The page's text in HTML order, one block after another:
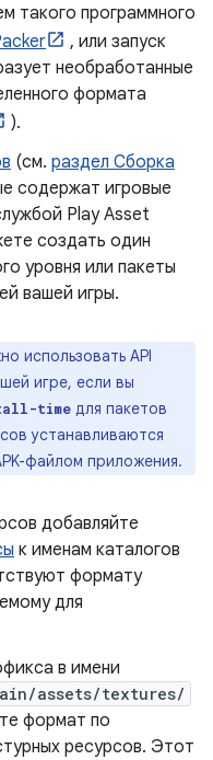
такого программного
, или запуск
необработанные
формата
).
(см. раздел Сборка
содержат игровые
Play Asset
создать один
уровня или пакеты
вашей игры.
использовать API
игре, если вы
time для пакетов
устанавливаются
файлом приложения.
добавляйте
к именам каталогов
формату
для
в имени
assets/textures/
формат по
ресурсов. Этот